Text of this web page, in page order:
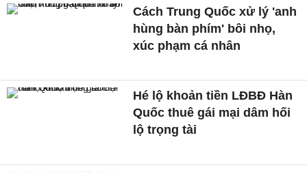
Cách Trung Quốc xử lý 'anh
hùng bàn phím' bôi nhọ,
xúc phạm cá nhân
Hé lộ khoản tiền LĐBĐ Hàn
Quốc thuê gái mại dâm hối
lộ trọng tài